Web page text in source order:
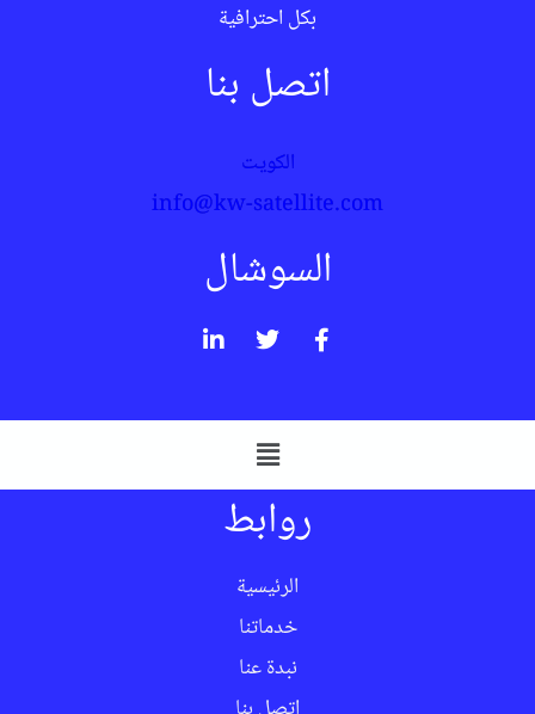
بكل احترافية
اتصل بنا
الكويت
info@kw-satellite.com
السوشال
روابط
الرئيسية
خدماتنا
نبدة عنا